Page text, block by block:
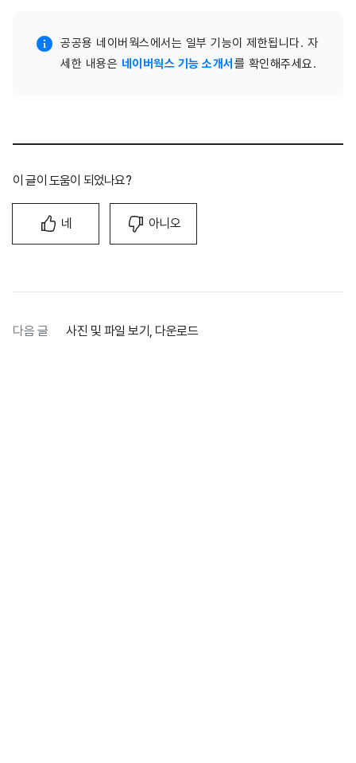
공공용 네이버웍스에서는 일부 기능이 제한됩니다. 자
세한 내용은 네이버웍스 기능 소개서 를 확인해주세요.
이 글이 도움이 되었나요?
네 아니오
다음 글 사진 및 파일 보기, 다운로드